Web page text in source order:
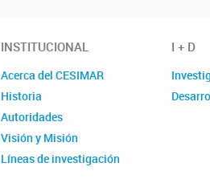
INSTITUCIONAL
Acerca del CESIMAR
Historia
Autoridades
Visión y Misión
Líneas de investigación
I + D